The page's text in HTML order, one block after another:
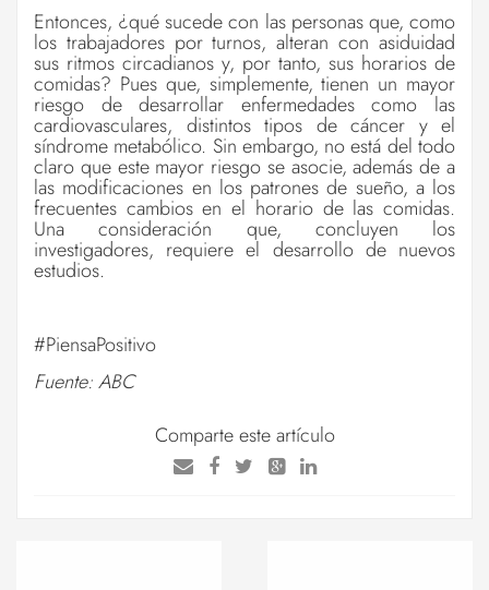
Entonces, ¿qué sucede con las personas que, como
los trabajadores por turnos, alteran con asiduidad
sus ritmos circadianos y, por tanto, sus horarios de
comidas? Pues que, simplemente, tienen un mayor
riesgo de desarrollar enfermedades como las
cardiovasculares, distintos tipos de cáncer y el
síndrome metabólico. Sin embargo, no está del todo
claro que este mayor riesgo se asocie, además de a
las modificaciones en los patrones de sueño, a los
frecuentes cambios en el horario de las comidas.
Una consideración que, concluyen los
investigadores, requiere el desarrollo de nuevos
estudios.
#PiensaPositivo
Fuente: ABC
Comparte este artículo